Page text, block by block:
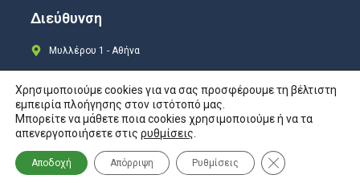
Διεύθυνση
Μυλλέρου 1 - Αθήνα
Copyright © 2024 All rights Reserved. Design byCOSMOTE New Site4U
Προστασία Προσωπικών Δεδομένων
Χρησιμοποιούμε cookies για να σας προσφέρουμε τη βέλτιστη
εμπειρία πλοήγησης στον ιστότοπό μας.
Μπορείτε να μάθετε ποια cookies χρησιμοποιούμε ή να τα
απενεργοποιήσετε στις ρυθμίσεις
Αποδοχή Απόρριψη Ρυθμίσεις Κλείσιμο του